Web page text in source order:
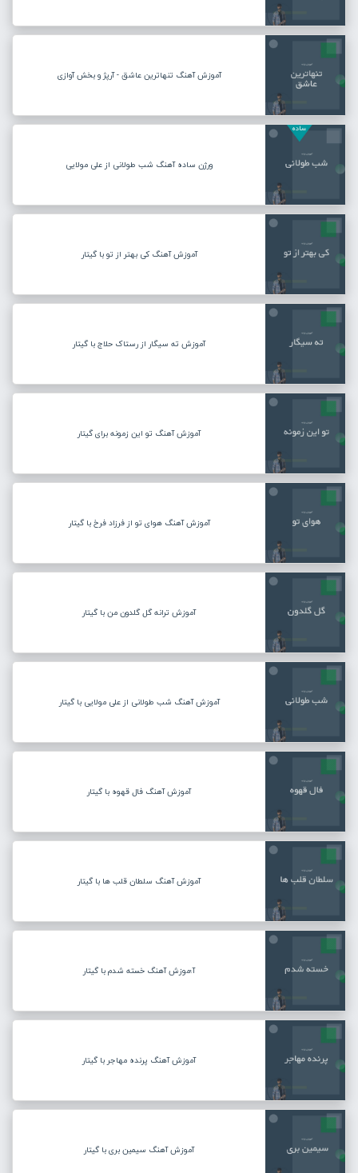
آموزش آهنگ تنهاترین عاشق - آرپژ و بخش آوازی
ورژن ساده آهنگ شب طولانی از علی مولایی
آموزش آهنگ کی بهتر از تو با گیتار
آموزش ته سیگار از رستاک حلاج با گیتار
آموزش آهنگ تو این زمونه برای گیتار
آموزش آهنگ هوای تو از فرزاد فرخ با گیتار
آموزش ترانه گل گلدون من با گیتار
آموزش آهنگ شب طولانی از علی مولایی با گیتار
آموزش آهنگ فال قهوه با گیتار
آموزش آهنگ سلطان قلب ها با گیتار
آ؛موزش آهنگ خسته شدم با گیتار
آموزش آهنگ پرنده مهاجر با گیتار
آموزش آهنگ سیمین بری با گیتار